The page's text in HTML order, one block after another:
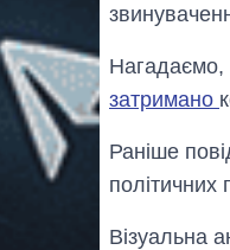
Нагадаємо,
затримано
Раніше
політичних
Візуальна